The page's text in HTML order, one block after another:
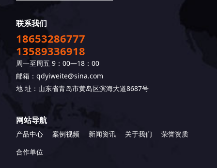
联系我们
18653286777
13589336918
周一至周五 9：00—18：00
邮箱：qdyiweite@sina.com
地 址：山东省青岛市黄岛区滨海大道8687号
网站导航
产品中心 案例视频 新闻资讯 关于我们
荣誉资质
合作单位